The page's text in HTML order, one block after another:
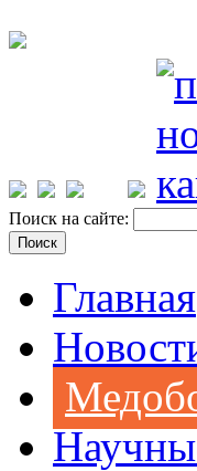
Поиск на сайте:
Главная